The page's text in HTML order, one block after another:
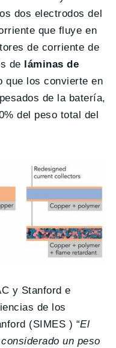
dos electrodos del
que fluye en
de corriente de
de láminas de
que los convierte en
​​de la batería,
del peso total del
y Stanford e
de los
(SIMES ) “El
un peso